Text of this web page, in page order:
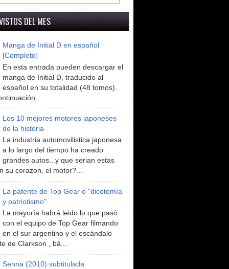
DEL MES
Manga de Initial D en español
[Completo]
En esta entrada pueden descargar el
manga de Initial D, traducido al
español en su totalidad (48 tomos).
Los 10 mejores motores japoneses
de la historia
La industria automovilistica japonesa
a lo largo del tiempo ha creado
grandes autos...y que serian estas
su corazon, el motor?...
La patente de Top Gear o "dicotomía
y patriotismo"
La mayoría habrá leido lo que pasó
con el equipo de Top Gear filmando
en el sur argentino y el escándalo
de Clarkson , bá...
Senna (2010) subtitulada